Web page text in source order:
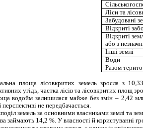
Ліси та
Забудовані
Відкриті
Відкриті
або з
Інші землі
Води
Разом
площа лісовкритих земель зросла з
угідь, частка лісів та лісовкритих площ
водойм залишилася майже без змін – 2,42
не передбачається.
земель за основними власниками землі та
займають 14,2 %. У власності й користуванні